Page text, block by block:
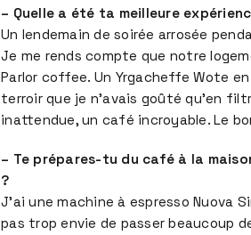
– Quelle a été ta meilleure
Un lendemain de soirée arrosée
Je me rends compte que notre
Parlor coffee. Un Yrgacheffe Wote
terroir que je n’avais goûté qu’en
inattendue, un café incroyable. Le
– Te prépares-tu du café à la
?
J’ai une machine à espresso Nuova
pas trop envie de passer beaucoup